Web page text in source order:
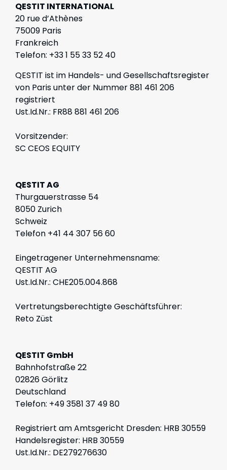
QESTIT INTERNATIONAL
20 rue d’Athènes
75009 Paris
Frankreich
Telefon: +33 1 55 33 52 40
QESTIT ist im Handels- und Gesellschaftsregister
von Paris unter der Nummer 881 461 206
registriert
Ust.Id.Nr.: FR88 881 461 206
Vorsitzender:
SC CEOS EQUITY
QESTIT AG
Thurgauerstrasse 54
8050 Zurich
Schweiz
Telefon +41 44 307 56 60
Eingetragener Unternehmensname:
QESTIT AG
Ust.Id.Nr.: CHE205.004.868
Vertretungsberechtigte Geschäftsführer:
Reto Züst
QESTIT GmbH
Bahnhofstraße 22
02826 Görlitz
Deutschland
Telefon: +49 3581 37 49 80
Registriert am Amtsgericht Dresden: HRB 30559
Handelsregister: HRB 30559
Ust.Id.Nr.: DE279276630